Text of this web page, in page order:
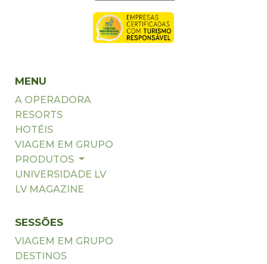
MENU
A OPERADORA
RESORTS
HOTÉIS
VIAGEM EM GRUPO
PRODUTOS
UNIVERSIDADE LV
LV MAGAZINE
SESSÕES
VIAGEM EM GRUPO
DESTINOS